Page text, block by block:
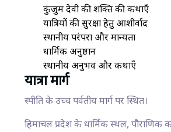
कुंजुम देवी की शक्ति की कथाएँ
यात्रियों की सुरक्षा हेतु आशीर्वाद
स्थानीय परंपरा और मान्यता
धार्मिक अनुष्ठान
स्थानीय अनुभव और कथाएँ
यात्रा मार्ग
स्पीति के उच्च पर्वतीय मार्ग पर स्थित।
हिमाचल प्रदेश के धार्मिक स्थल, पौराणिक